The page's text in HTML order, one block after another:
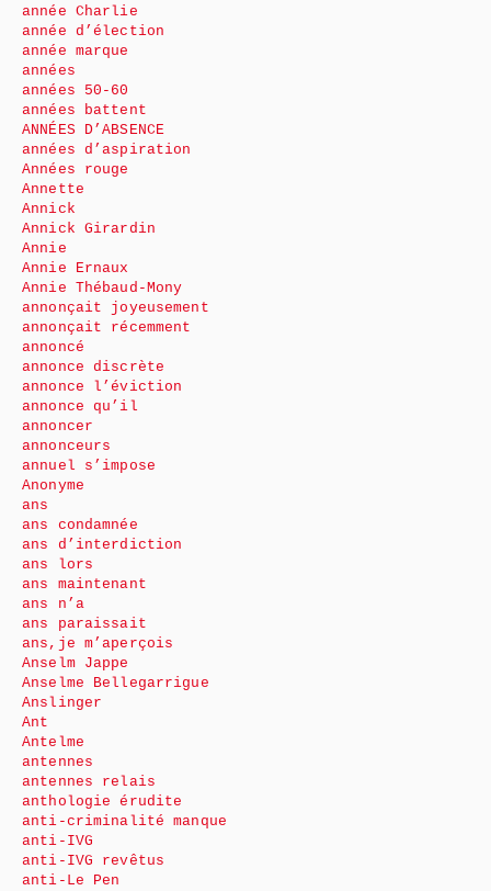
année Charlie
année d’élection
année marque
années
années 50-60
années battent
ANNÉES D’ABSENCE
années d’aspiration
Années rouge
Annette
Annick
Annick Girardin
Annie
Annie Ernaux
Annie Thébaud-Mony
annonçait joyeusement
annonçait récemment
annoncé
annonce discrète
annonce l’éviction
annonce qu’il
annoncer
annonceurs
annuel s’impose
Anonyme
ans
ans condamnée
ans d’interdiction
ans lors
ans maintenant
ans n’a
ans paraissait
ans,je m’aperçois
Anselm Jappe
Anselme Bellegarrigue
Anslinger
Ant
Antelme
antennes
antennes relais
anthologie érudite
anti-criminalité manque
anti-IVG
anti-IVG revêtus
anti-Le Pen